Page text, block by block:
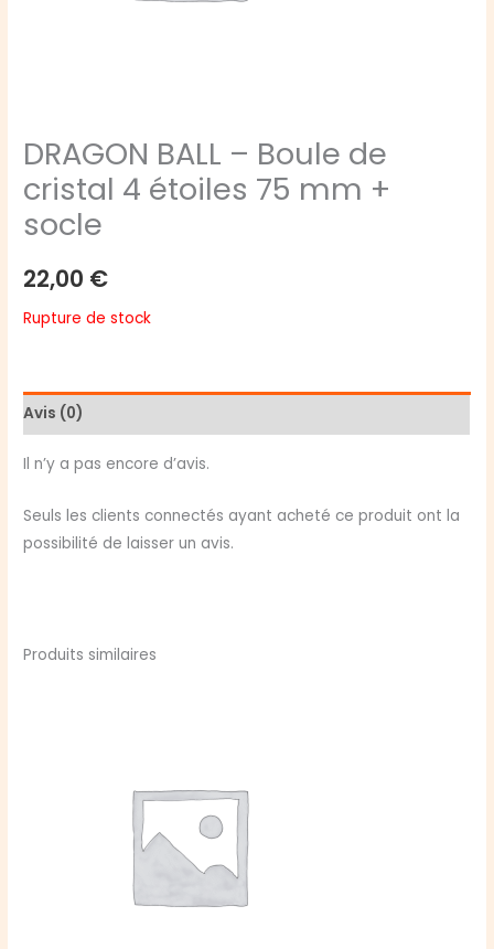
DRAGON BALL – Boule de
cristal 4 étoiles 75 mm +
socle
22,00 €
Rupture de stock
Avis (0)
Il n’y a pas encore d’avis.
Seuls les clients connectés ayant acheté ce produit ont la
possibilité de laisser un avis.
Produits similaires